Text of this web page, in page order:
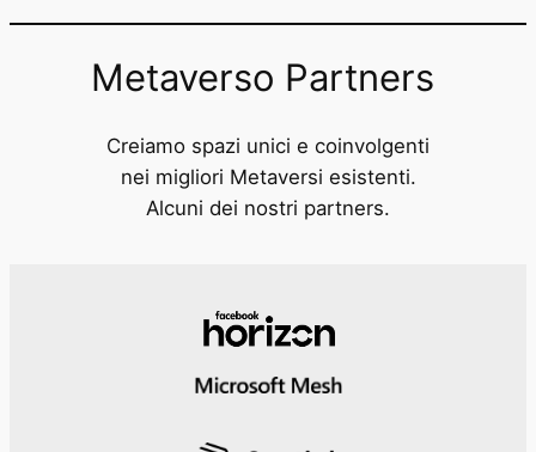
Metaverso Partners
Creiamo spazi unici e coinvolgenti
nei migliori Metaversi esistenti.
Alcuni dei nostri partners.